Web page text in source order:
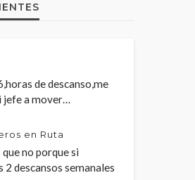
de descanso,me
jefe a mover…
en Ruta
no porque si
2 descansos semanales